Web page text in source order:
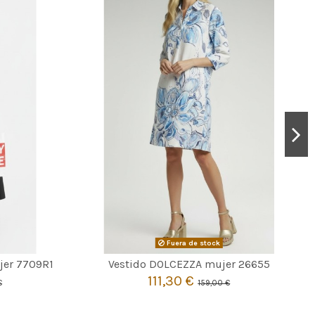
7709R1
Fuera de stock
Vestido DOLCEZZA mujer 26655
111,30 €159,00 €
 Agotado